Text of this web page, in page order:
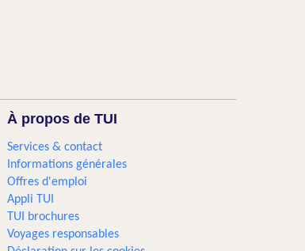
À propos de TUI
Services & contact
Informations générales
Offres d'emploi
Appli TUI
TUI brochures
Voyages responsables